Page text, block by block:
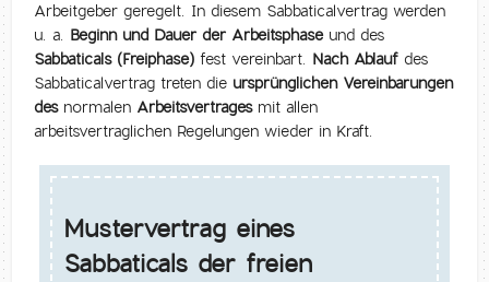
Arbeitgeber geregelt. In diesem Sabbaticalvertrag werden
u. a. Beginn und Dauer der Arbeitsphaseund des
Sabbaticals (Freiphase) fest vereinbart. Nach Ablauf des
Sabbaticalvertrag treten die ursprünglichen Vereinbarungen
desnormalen Arbeitsvertragesmit allen
arbeitsvertraglichen Regelungen wieder in Kraft.
Mustervertrag eines
Sabbaticals der freien